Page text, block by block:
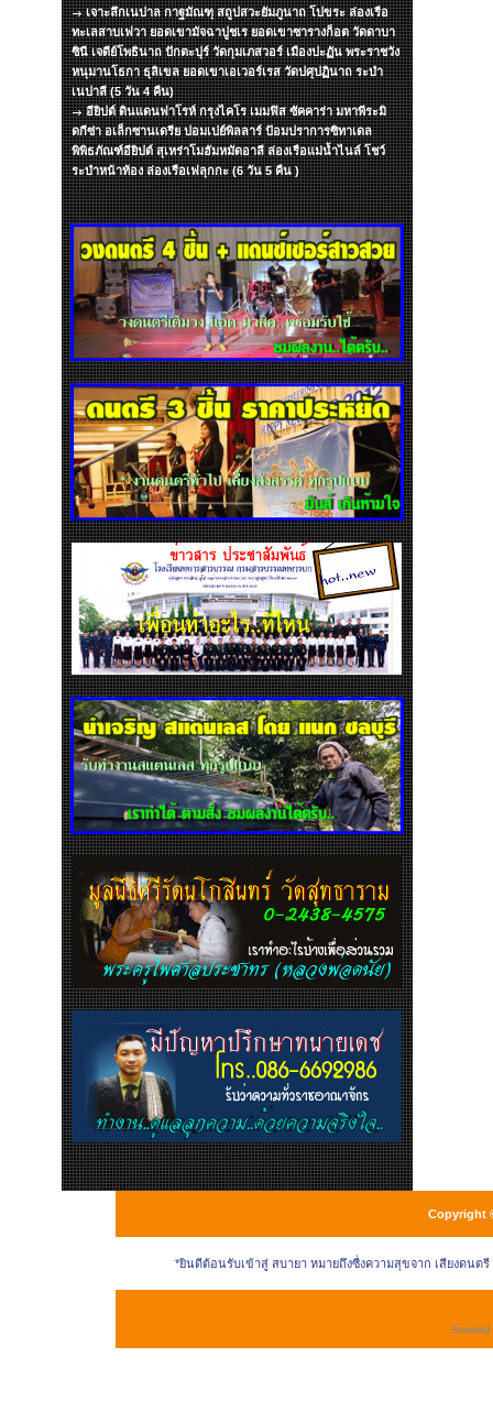
เจาะลึกเนปาล กาฐมัณฑุ สถูปสวะยัมภูนาถ โปขระ ล่องเรือ
ทะเลสาบเฟวา ยอดเขามัจฉาปูชเร ยอดเขาซารางก็อต วัดดาบา
ซินี เจดีย์โพธินาถ ปักตะปุร์ วัดกุมเภสวอร์ เมืองปะฏัน พระราชวัง
หนุมานโธกา ธุลิเขล ยอดเขาเอเวอร์เรส วัดปศุปฏินาถ ระบำ
เนปาลี (5 วัน 4 คืน)
อียิปต์ ดินแดนฟาโรห์ กรุงไคโร เมมฟิส ซัคคาร่า มหาพีระมิ
ดกีซ่า อเล็กซานเดรีย ปอมเปย์พิลลาร์ ป้อมปราการซิทาเดล
พิพิธภัณฑ์อียิปต์ สุเหร่าโมฮัมหมัดอาลี ล่องเรือแม่น้ำไนล์ โชว์
ระบำหน้าท้อง ล่องเรือเฟลุกกะ (6 วัน 5 คืน )
Copyright
*ยินดีต้อนรับเข้าสู่ สบายา หมายถึงซื่งความสุขจาก เสียงดน